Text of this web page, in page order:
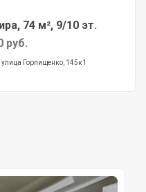
74 м², 9/10 эт.
руб.
улица Горпищенко, 145к1